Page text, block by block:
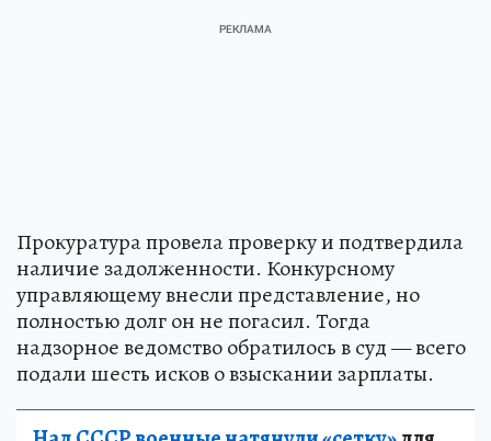
Прокуратура провела проверку и подтвердила
наличие задолженности. Конкурсному
управляющему внесли представление, но
полностью долг он не погасил. Тогда
надзорное ведомство обратилось в суд — всего
подали шесть исков о взыскании зарплаты.